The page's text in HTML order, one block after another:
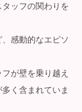
ッフの関わりを
感動的なエピソ
が壁を乗り越え
く含まれていま